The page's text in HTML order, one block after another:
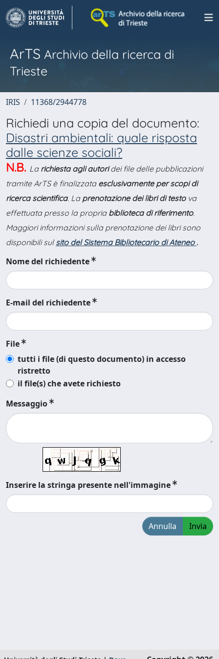
ArTS Archivio della ricerca di
Trieste
IRIS 11368/2944778
Richiedi una copia del documento:
Disastri ambientali: quale risposta
dalle scienze sociali?
N.B. La richiesta agli autoridei file delle pubblicazioni
tramite ArTS è finalizzata esclusivamente per scopi di
ricerca scientifica. La prenotazione dei libri di testova
effettuata presso la propria biblioteca di riferimento.
Maggiori informazioni sulla prenotazione dei libri sono
disponibili sul sito del Sistema Bibliotecario di Ateneo .
Nome del richiedente
E-mail del richiedente
File
tutti i file (di questo documento) in accesso
ristretto
il file(s) che avete richiesto
Messaggio
Inserire la stringa presente nell'immagine
Annulla Invia